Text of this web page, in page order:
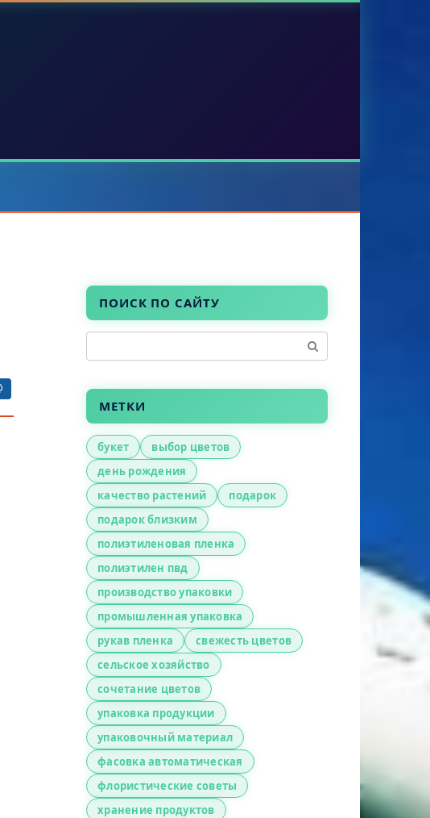
ПОИСК ПО САЙТУ
МЕТКИ
букет
выбор цветов
день рождения
качество растений
подарок
подарок близким
полиэтиленовая пленка
полиэтилен пвд
производство упаковки
промышленная упаковка
рукав пленка
свежесть цветов
сельское хозяйство
сочетание цветов
упаковка продукции
упаковочный материал
фасовка автоматическая
флористические советы
хранение продуктов